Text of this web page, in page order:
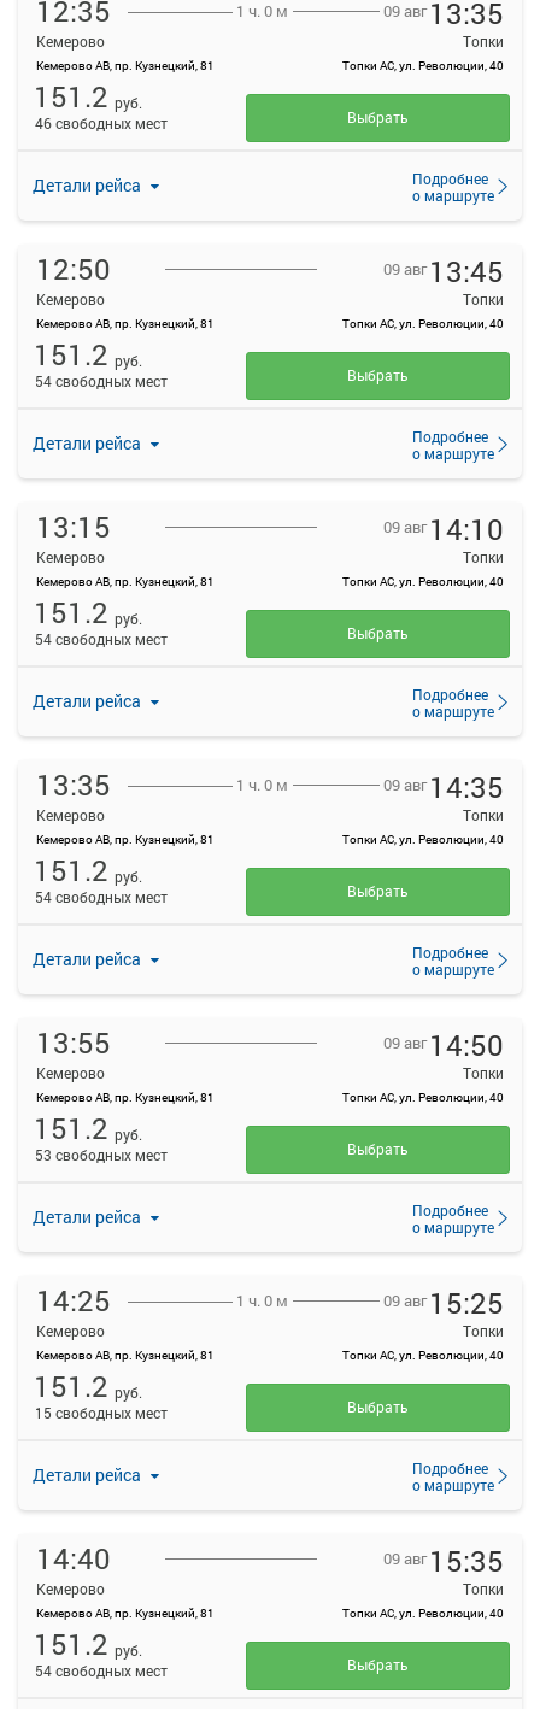
12:35
Кемерово
Кемерово АВ, пр. Кузнецкий, 81
1 ч. 0 м 09 авг 13:35
Топки
Топки АС, ул. Революции, 40
Детали рейса
Подробнее
о маршруте
151.2 руб.
46 свободных мест
Выбрать
12:50
Кемерово
Кемерово АВ, пр. Кузнецкий, 81
09 авг 13:45
Топки
Топки АС, ул. Революции, 40
Детали рейса
Подробнее
о маршруте
151.2 руб.
54 свободных мест
Выбрать
13:15
Кемерово
Кемерово АВ, пр. Кузнецкий, 81
09 авг 14:10
Топки
Топки АС, ул. Революции, 40
Детали рейса
Подробнее
о маршруте
151.2 руб.
54 свободных мест
Выбрать
13:35
Кемерово
Кемерово АВ, пр. Кузнецкий, 81
1 ч. 0 м 09 авг 14:35
Топки
Топки АС, ул. Революции, 40
Детали рейса
Подробнее
о маршруте
151.2 руб.
54 свободных мест
Выбрать
13:55
Кемерово
Кемерово АВ, пр. Кузнецкий, 81
09 авг 14:50
Топки
Топки АС, ул. Революции, 40
Детали рейса
Подробнее
о маршруте
151.2 руб.
53 свободных мест
Выбрать
14:25
Кемерово
Кемерово АВ, пр. Кузнецкий, 81
1 ч. 0 м 09 авг 15:25
Топки
Топки АС, ул. Революции, 40
Детали рейса
Подробнее
о маршруте
151.2 руб.
15 свободных мест
Выбрать
14:40
Кемерово
Кемерово АВ, пр. Кузнецкий, 81
09 авг 15:35
Топки
Топки АС, ул. Революции, 40
151.2 руб.
54 свободных мест
Выбрать